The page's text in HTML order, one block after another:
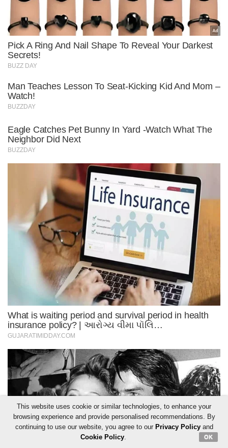
This website uses cookie or similar technologies, to enhance your
browsing experience and provide personalised recommendations. By
continuing to use our website, you agree to our Privacy Policyand
Cookie Policy. OK